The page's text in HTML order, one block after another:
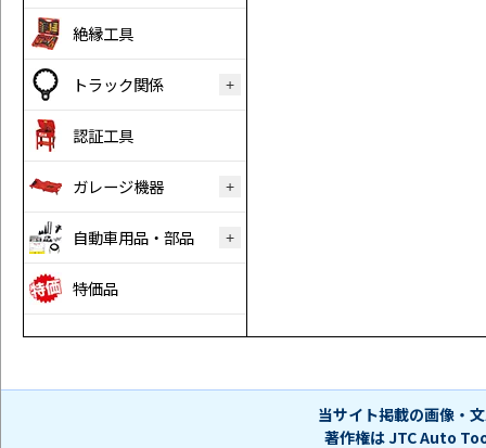
絶縁工具
トラック関係
認証工具
ガレージ機器
自動車用品・部品
特価品
当サイト掲載の画像・
著作権は JTC Auto